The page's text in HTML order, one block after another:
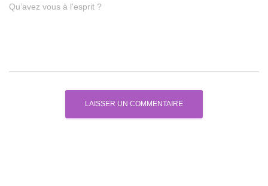
Qu’avez vous à l’esprit ?